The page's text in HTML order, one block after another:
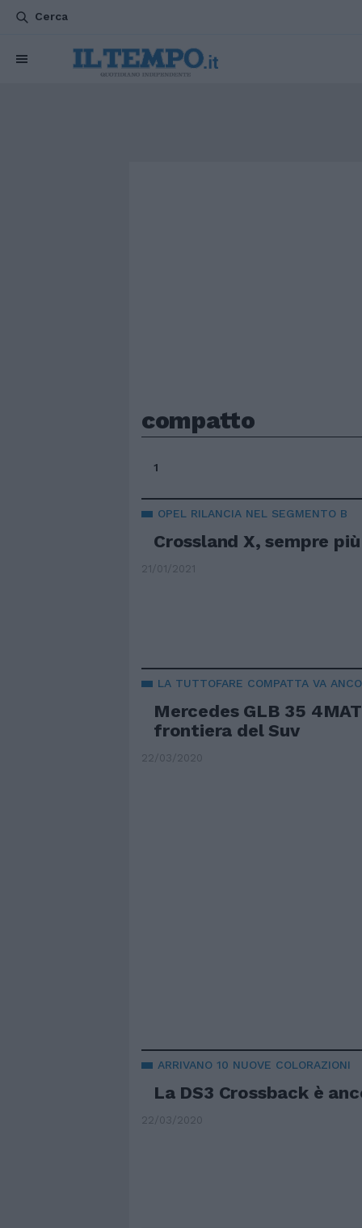
Cerca
compatto
1
OPEL RILANCIA NEL SEGMENTO B
Crossland X, sempre
21/01/2021
LA TUTTOFARE COMPATTA VA
Mercedes GLB 35
frontiera del Suv
22/03/2020
ARRIVANO 10 NUOVE COLORAZIONI
La DS3 Crossback è
22/03/2020